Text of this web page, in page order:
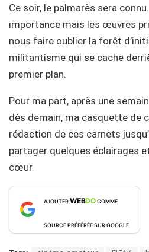
Ce soir, le palmarès sera
importance mais les œuvres
nous faire oublier la forêt
militantisme qui se cache
premier plan.
Pour ma part, après une
dès demain, ma casquette de
rédaction de ces carnets
partager quelques éclairages
cœur.
AJOUTERWEBDOCOMME
SOURCE PRÉFÉRÉE SUR GOOGLE